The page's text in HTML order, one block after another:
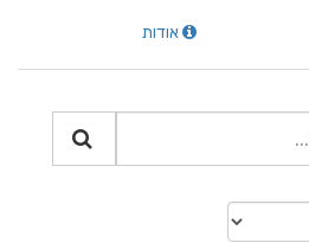
אודות